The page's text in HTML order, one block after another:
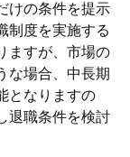
けの条件を提示
制度を実施する
ますが、市場の
な場合、中長期
となりますの
退職条件を検討